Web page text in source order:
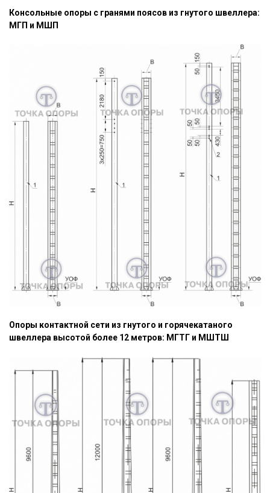
Консольные опоры с гранями поясов из гнутого швеллера:
МГП и МШП
Опоры контактной сети из гнутого и горячекатаного
швеллера высотой более 12 метров: МГТГ и МШТШ